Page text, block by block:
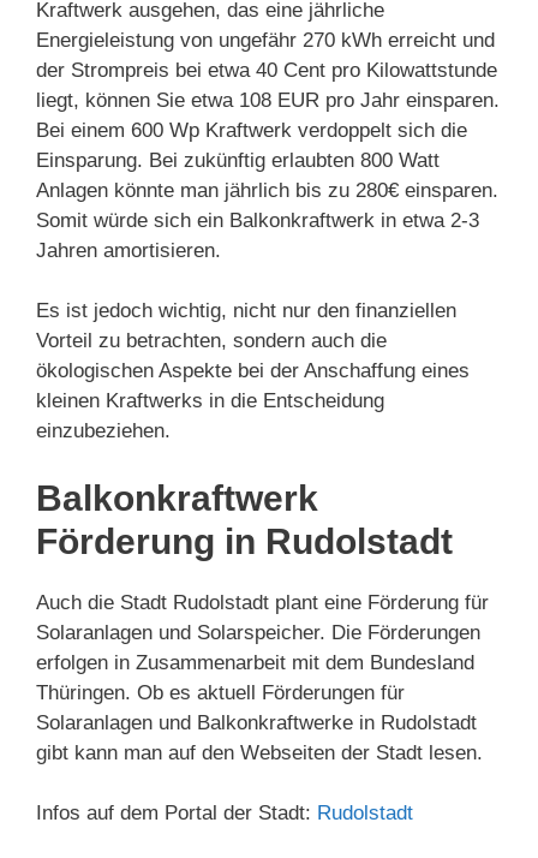
Kraftwerk ausgehen, das eine jährliche
Energieleistung von ungefähr 270 kWh erreicht und
der Strompreis bei etwa 40 Cent pro Kilowattstunde
liegt, können Sie etwa 108 EUR pro Jahr einsparen.
Bei einem 600 Wp Kraftwerk verdoppelt sich die
Einsparung. Bei zukünftig erlaubten 800 Watt
Anlagen könnte man jährlich bis zu 280€ einsparen.
Somit würde sich ein Balkonkraftwerk in etwa 2-3
Jahren amortisieren.
Es ist jedoch wichtig, nicht nur den finanziellen
Vorteil zu betrachten, sondern auch die
ökologischen Aspekte bei der Anschaffung eines
kleinen Kraftwerks in die Entscheidung
einzubeziehen.
Balkonkraftwerk
Förderung in Rudolstadt
Auch die Stadt Rudolstadt plant eine Förderung für
Solaranlagen und Solarspeicher. Die Förderungen
erfolgen in Zusammenarbeit mit dem Bundesland
Thüringen. Ob es aktuell Förderungen für
Solaranlagen und Balkonkraftwerke in Rudolstadt
gibt kann man auf den Webseiten der Stadt lesen.
Infos auf dem Portal der Stadt: Rudolstadt